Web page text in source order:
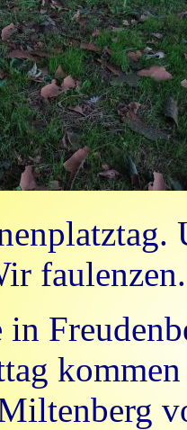
faulenzen.
in